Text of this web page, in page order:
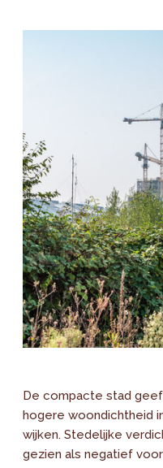
De compacte stad
hogere woondichtheid
wijken. Stedelijke
gezien als negatief